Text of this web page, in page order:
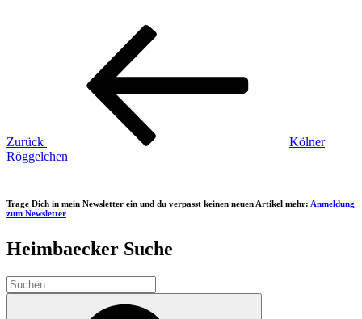
Beitragsnavigation
Zurück
Kölner
Röggelchen
Trage Dich in mein Newsletter ein und du verpasst keinen neuen Artikel mehr: Anmeldung
zum Newsletter
Heimbaecker Suche
Suchen
nach: